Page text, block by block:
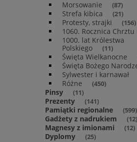
Morsowanie (87)
Strefa kibica (21)
Protesty, strajki (156)
1060. Rocznica Chrztu
1000. lat Królestwa
Polskiego
(11)
Święta Wielkanocne
Święta Bożego
Sylwester i karnawał
Różne (450)
Pinsy (11)
Prezenty (141)
Pamiątki regionalne (599)
Gadżety z nadrukiem (12)
Magnesy z imionami (12)
Dyplomy (25)